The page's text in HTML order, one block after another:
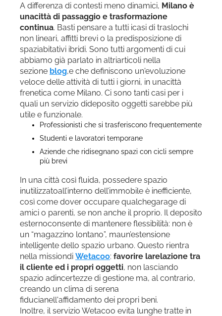
A differenza di contesti meno dinamici, Milano è
unacittà di passaggio e trasformazione
continua. Basti pensare a tutti icasi di traslochi
non lineari, affitti brevi o la predisposizione di
spaziabitativi ibridi. Sono tutti argomenti di cui
abbiamo già parlato in altriarticoli nella
sezione blog,e che definiscono un'evoluzione
veloce delle attività di tutti i giorni, in unacittà
frenetica come Milano. Ci sono tanti casi per i
quali un servizio dideposito oggetti sarebbe più
utile e funzionale.
Professionisti che si trasferiscono frequentemente
Studenti e lavoratori temporane
Aziende che ridisegnano spazi con cicli sempre
più brevi
In una città così fluida, possedere spazio
inutilizzatoall’interno dell’immobile è inefficiente,
così come dover occupare qualchegarage di
amici o parenti, se non anche il proprio. Il deposito
esternoconsente di mantenere flessibilità: non è
un “magazzino lontano”, maun’estensione
intelligente dello spazio urbano. Questo rientra
nella missiondi Wetacoo: favorire larelazione tra
il cliente ed i propri oggetti, non lasciando
spazio adincertezze di gestione ma, al contrario,
creando un clima di serena
fiducianell'affidamento dei propri beni.
Inoltre, il servizio Wetacoo evita lunghe tratte in